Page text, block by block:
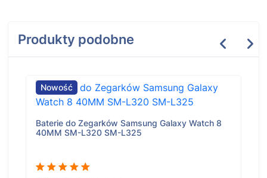
Produkty podobne
Nowość
Baterie do Zegarków Samsung Galaxy Watch 8
40MM SM-L320 SM-L325